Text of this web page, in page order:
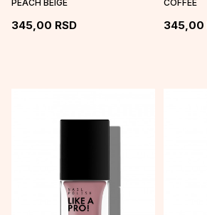
PEACH BEIGE
345,00 RSD
COFFEE
345,00